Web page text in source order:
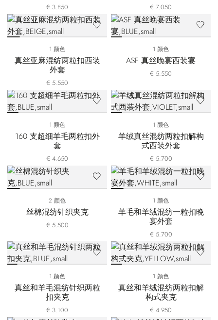
€ 3.850 € 7.050
1 颜色
真丝亚麻混纺两粒扣西装
外套
€ 5.550
1 颜色
ASF 真丝晚宴西装宴
€ 5.550
1 颜色
160 支超细羊毛两粒扣外
套
€ 4.650
1 颜色
羊绒真丝混纺两粒扣解构
式西装外套
€ 5.700
2 颜色
丝棉混纺针织夹克
€ 5.500
1 颜色
羊毛和羊绒混纺一粒扣晚
宴外套
€ 5.700
1 颜色
真丝和羊毛混纺针织两粒
扣夹克
€ 3.100
1 颜色
真丝和羊绒混纺两粒扣解
构式夹克
€ 4.950